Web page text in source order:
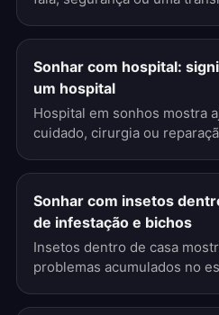
Sonhar com hospital:
um hospital
Hospital em sonhos mostra
cuidado, cirurgia ou
Sonhar com insetos
de infestação e bichos
Insetos dentro de casa
problemas acumulados no